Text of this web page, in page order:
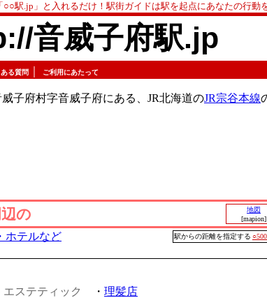
○○駅.jp」と入れるだけ！駅街ガイドは駅を起点にあなたの行動
音威子府駅.jp
る質問 ご利用にあたって
子府村字音威子府にある、JR北海道のJR宗谷本線
の
地図
[mapion]
ホテルなど 駅からの距離を指定する
エステティック ・ 理髪店